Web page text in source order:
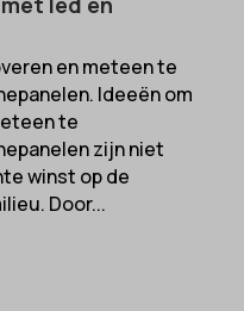
en meteen te
Ideeën om
te
zijn niet
winst op de
Door...